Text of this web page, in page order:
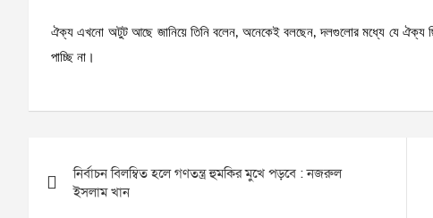
ঐক্য এখনো অটুট আছে জানিয়ে তিনি বলেন, অনেকেই বলছেন, দলগুলোর মধ্যে যে
পাচ্ছি না।
navigation
নির্বাচন বিলম্বিত হলে গণতন্ত্র হুমকির মুখে পড়বে : নজরুল
ইসলাম খান